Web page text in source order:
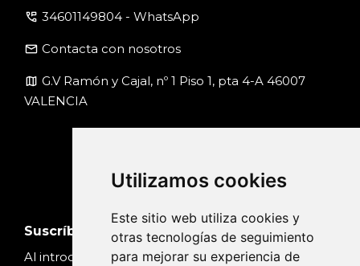
Utilizamos cookies
Este sitio web utiliza cookies y
otras tecnologías de seguimiento
para mejorar su experiencia de
perm_phone_msg 34601149804 - WhatsApp
email Contacta con nosotros
map G.V Ramón y Cajal, nº 1 Piso 1, pta 4-A 46007
VALENCIA
Suscríbete
Al introducir tu email, aceptas nuestraPolítica de